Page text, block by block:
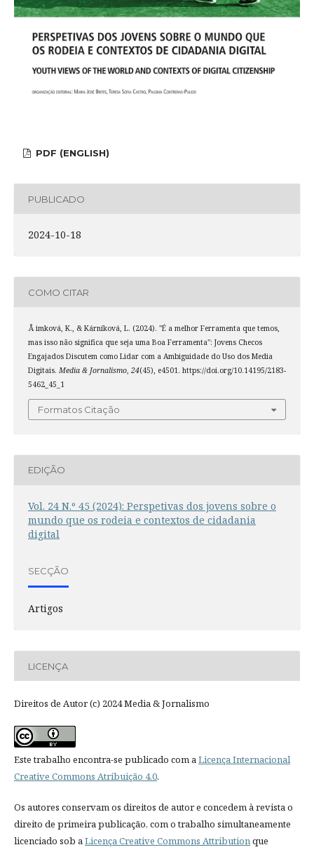
PDF (ENGLISH)
PUBLICADO
2024-10-18
COMO CITAR
Å imková, K., & Kárníková, L. (2024). "É a melhor Ferramenta que temos,
mas isso não significa que seja uma Boa Ferramenta": Jovens Checos
Engajados Discutem como Lidar com a Ambiguidade do Uso dos Media
Digitais. Media & Jornalismo, 24(45), e4501. https://doi.org/10.14195/2183-
5462_45_1
Formatos Citação
EDIÇÃO
Vol. 24 N.º 45 (2024): Perspetivas dos jovens sobre o
mundo que os rodeia e contextos de cidadania
digital
SECÇÃO
Artigos
LICENÇA
Direitos de Autor (c) 2024 Media & Jornalismo
Este trabalho encontra-se publicado com aLicença Internacional
Creative Commons Atribuição 4.0.
Os autores conservam os direitos de autor e concedem à revista o
direito de primeira publicação, com o trabalho simultaneamente
licenciado sob aLicença Creative Commons Attributionque